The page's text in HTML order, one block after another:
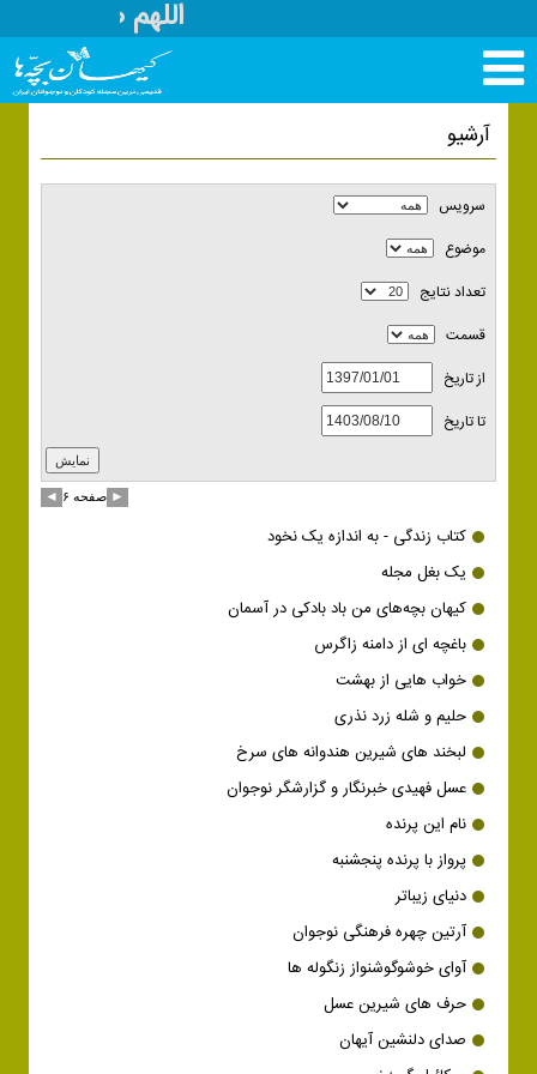
اللهم صل علی
تغییر
وضعیت
سرویسآرشیو
سرویس
موضوع
تعداد نتايج
قسمت
از تاريخ
تا تاریخ
◄ صفحه ۶ ►
کتاب زندگی - به اندازه یک نخود
یک بغل مجله
کیهان بچه‌های من باد بادکی در آسمان
باغچه ای از دامنه زاگرس
خواب هایی از بهشت
حلیم و شله زرد نذری
لبخند های شیرین هندوانه های سرخ
عسل فهیدی خبرنگار و گزارشگر نوجوان
نام این پرنده
پرواز با پرنده پنجشنبه
دنیای زیباتر
آرتین چهره فرهنگی نوجوان
آوای خوشوگوشنواز زنگوله ها
حرف های شیرین عسل
صدای دلنشین آیهان